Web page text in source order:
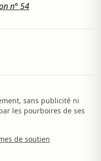
n° 54
sans publicité ni
les pourboires de ses
de soutien